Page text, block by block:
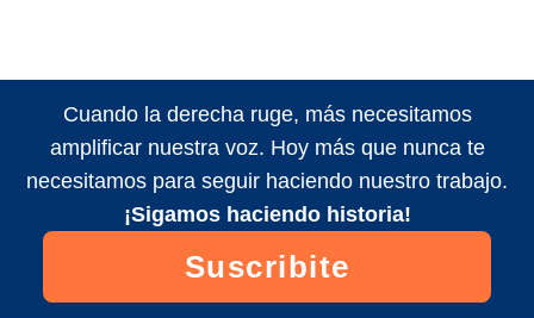
Cuando la derecha ruge, más necesitamos
amplificar nuestra voz. Hoy más que nunca te
necesitamos para seguir haciendo nuestro trabajo.
¡Sigamos haciendo historia!
Suscribite